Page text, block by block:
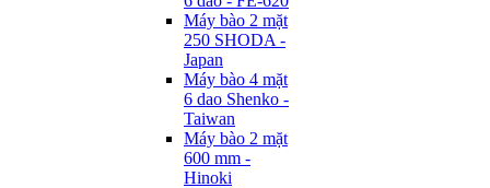
Máy bào 2 mặt
250 SHODA -
Japan
Máy bào 4 mặt
6 dao Shenko -
Taiwan
Máy bào 2 mặt
600 mm -
Hinoki